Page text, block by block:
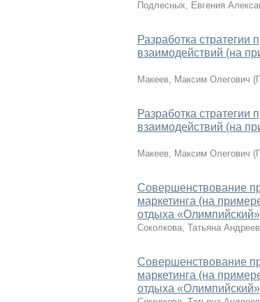
Подлесных, Евгения
Разработка стратегии
взаимодействий (на
Макеев, Максим Олегович (
Разработка стратегии
взаимодействий (на
Макеев, Максим Олегович (
Совершенствование
маркетинга (на
отдыха
Соколкова, Татьяна
Совершенствование
маркетинга (на
отдыха